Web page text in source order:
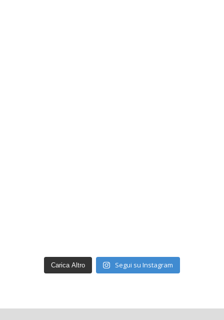
Carica Altro Segui su Instagram